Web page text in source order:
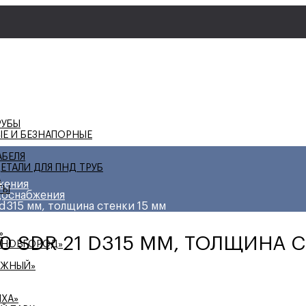
И БЕЗНАПОРНЫЕ
ДЛЯ ПНД ТРУБ
мм, толщина стенки 15 мм
SDR 21 D315 ММ, ТОЛЩИНА